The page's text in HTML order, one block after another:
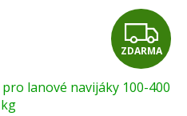
Z
D
A
ZDARMA
lanové navijáky 100-400
kg